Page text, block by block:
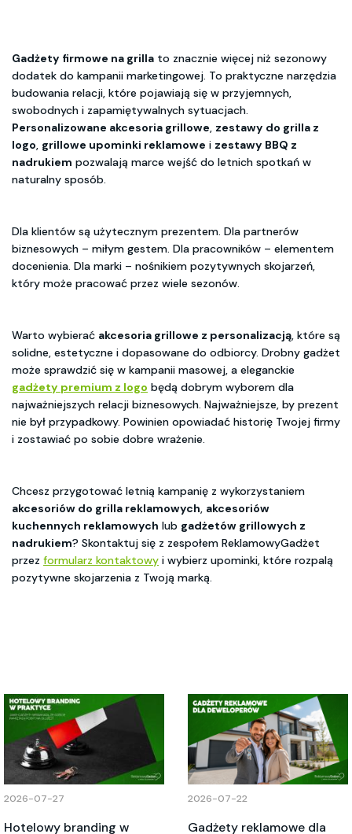
Gadżety firmowe na grilla to znacznie więcej niż sezonowy
dodatek do kampanii marketingowej. To praktyczne narzędzia
budowania relacji, które pojawiają się w przyjemnych,
swobodnych i zapamiętywalnych sytuacjach.
Personalizowane akcesoria grillowe, zestawy do grilla z
logo, grillowe upominki reklamowe i zestawy BBQ z
nadrukiem pozwalają marce wejść do letnich spotkań w
naturalny sposób.
Dla klientów są użytecznym prezentem. Dla partnerów
biznesowych – miłym gestem. Dla pracowników – elementem
docenienia. Dla marki – nośnikiem pozytywnych skojarzeń,
który może pracować przez wiele sezonów.
Warto wybierać akcesoria grillowe z personalizacją, które są
solidne, estetyczne i dopasowane do odbiorcy. Drobny gadżet
może sprawdzić się w kampanii masowej, a eleganckie
gadżety premium z logo będą dobrym wyborem dla
najważniejszych relacji biznesowych. Najważniejsze, by prezent
nie był przypadkowy. Powinien opowiadać historię Twojej firmy
i zostawiać po sobie dobre wrażenie.
Chcesz przygotować letnią kampanię z wykorzystaniem
akcesoriów do grilla reklamowych, akcesoriów
kuchennych reklamowych lub gadżetów grillowych z
nadrukiem? Skontaktuj się z zespołem ReklamowyGadżet
przez formularz kontaktowy i wybierz upominki, które rozpalą
pozytywne skojarzenia z Twoją marką.
2026-07-27
Hotelowy branding w
2026-07-22
Gadżety reklamowe dla